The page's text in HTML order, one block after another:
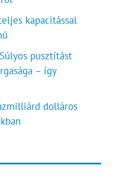
kapacitással
pusztítást
– így
dolláros